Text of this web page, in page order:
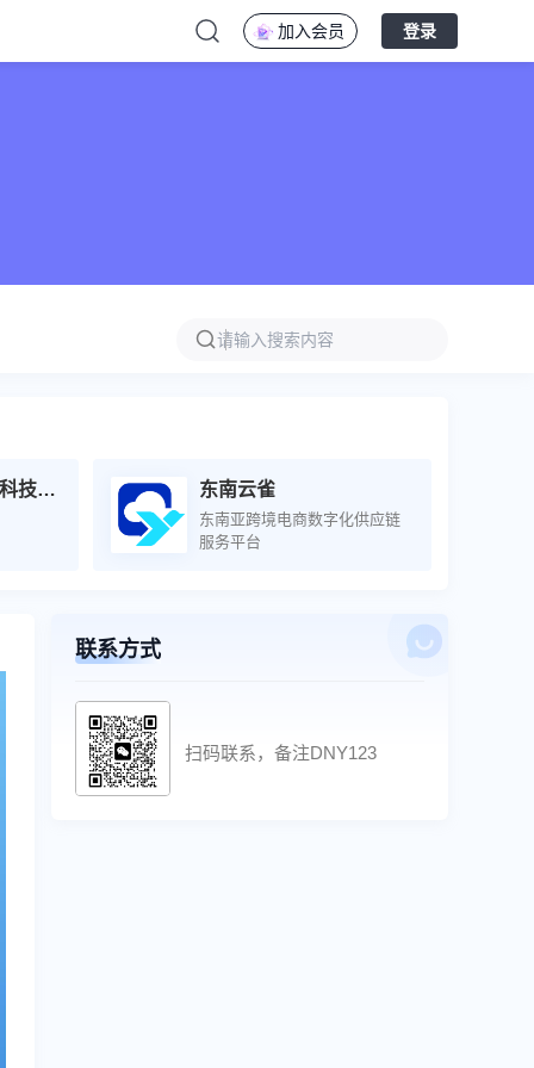
加入会员 登录
大猫跨境物流网络科技（深圳）有限公司 东南云雀
东南亚跨境电商数字化供应链
服务平台
联系方式
扫码联系，备注DNY123